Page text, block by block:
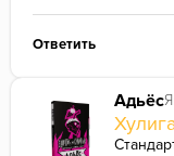
Ответить
Адьёс